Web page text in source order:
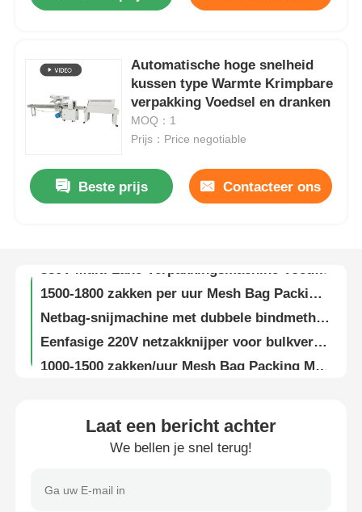
Producten
Over ons
Kwaliteitscontrole
Neem contact met ons op
Automatische hoge snelheid
kussen type Warmte Krimpbare
verpakking Voedsel en dranken
MOQ：1
Prijs：Price negotiable
Beste prijs
Contacteer ons
Laat een bericht achter
We bellen je snel terug!